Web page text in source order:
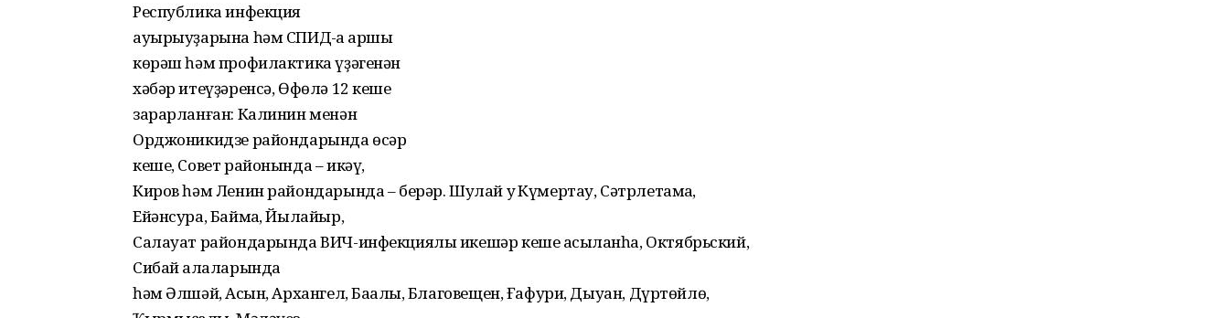
Республика инфекция
ауырыуҙарына һəм СПИД-ҡа ҡаршы
көрəш һəм профилактика үҙəгенəн
хəбəр итеүҙəренсə, Өфөлə 12 кеше
зарарланған: Калинин менəн
Орджоникидзе райондарында өсəр
кеше, Совет районында – икəү,
Киров һəм Ленин райондарында – берəр. Шулай уҡ Күмертау, Сəтрлетамаҡ,
Ейəнсура, Баймаҡ, Йылайыр,
Салауат райондарында ВИЧ-инфекциялы икешəр кеше асыҡланһа, Октябрьский,
Сибай ҡалаларында
һəм Əлшəй, Асҡын, Архангел, Баҡалы, Благовещен, Ғафури, Дыуан, Дүртөйлө,